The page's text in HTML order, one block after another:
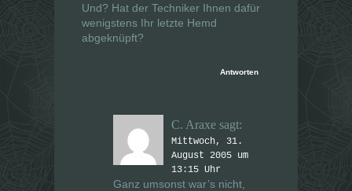
Und? Hat der Techniker Ihnen dafür
wenigstens Ihr letzte Hemd
abgeknüpft?
Antworten
C. Araxe sagt:
Mittwoch, 31.
August 2005 um
13:15 Uhr
Ganz umsonst war’s nicht,